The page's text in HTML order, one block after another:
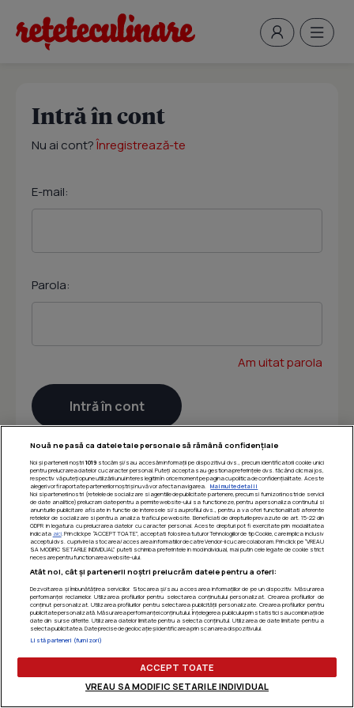
Intră în cont
Nu ai cont?Înregistrează-te
E-mail:
Parola:
Am uitat parola
Nouă ne pasă ca datele tale personale să rămână confidențiale
Noi și partenerii noștri 1019stocăm și/sau accesăm informații pe dispozitivul dvs., precum identificatorii cookie unici
pentru prelucrarea datelor cu caracter personal. Puteți accepta sau gestiona preferințele dvs. făcând clic mai jos,
respectiv vă puteți opune utilizării unui interes legitim în orice moment pe pagina cu politica de confidențialitate. Aceste
alegeri vor fi raportate partenerilor noștri și nu vă vor afecta navigarea.
Mai multe detalii
Noi si partenerii nostri (retelele de socializare si agentiile de publicitate partenere, precum si furnizorii nostri de servicii
de date analitice) prelucram date pentru a permite website-ului sa functioneze, pentru a personaliza continutul si
anunturile publicitare afisate in functie de interesele si/sau profilul dvs., pentru a va oferi functionalitati aferente
retelelor de socializare si pentru a analiza traficul pe website. Beneficiati de drepturile prevazute de art. 15-22 din
GDPR in legatura cu prelucrarea datelor cu caracter personal. Aceste drepturi pot fi exercitate prin modalitatea
indicata aici. Prin click pe “ACCEPT TOATE”, acceptati folosirea tuturor Tehnologiilor de tip Cookie, care implica inclusiv
acceptul dvs. cu privire la stocarea/accesarea informatiilor de catre Vendor-ii cu care colaboram. Prin click pe “VREAU
SA MODIFIC SETARILE INDIVIDUAL” puteti schimba preferintele in mod individual, mai putin cele legate de cookie strict
necesare pentru functionarea website-ului.
Atât noi, cât și partenerii noștri prelucrăm datele pentru a oferi:
Dezvoltarea și îmbunătățirea serviciilor. Stocarea și/sau accesarea informațiilor de pe un dispozitiv. Măsurarea
performanței reclamelor. Utilizarea profilurilor pentru selectarea conținutului personalizat. Crearea profilurilor de
conținut personalizat. Utilizarea profilurilor pentru selectarea publicității personalizate. Crearea profilurilor pentru
publicitate personalizată. Măsurarea performanței conținutului. Înțelegerea publicului prin statistici sau combinații de
date din surse diferite. Utilizarea datelor limitate pentru a selecta conținutul. Utilizarea de date limitate pentru a
selecta publicitatea. Date precise de geolocație și identificarea prin scanarea dispozitivului.
Listă parteneri (furnizori)
ACCEPT TOATE
VREAU SA MODIFIC SETARILE INDIVIDUAL